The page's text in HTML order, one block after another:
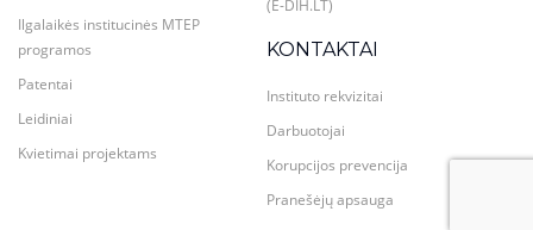
Ilgalaikės institucinės MTEP
programos
Patentai
Leidiniai
Kvietimai projektams
(E-DIH.LT)
KONTAKTAI
Instituto rekvizitai
Darbuotojai
Korupcijos prevencija
Pranešėjų apsauga